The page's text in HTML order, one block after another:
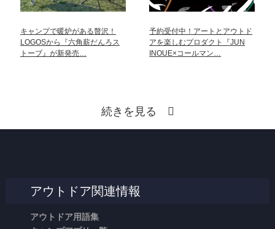
キャンプで暖炉がある贅沢！
LOGOSから『六角薪だんろス
トーブ』が新発売…
予約受付中！アートとアウトド
アを楽しむプロダクト『JUN
INOUE×コールマン…
続きを見る
アウトドア関連情報
アウトドア用語集